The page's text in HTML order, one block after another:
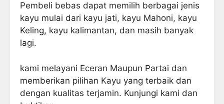
Pembeli bebas dapat memilih berbagai jenis
kayu mulai dari kayu jati, kayu Mahoni, kayu
Keling, kayu kalimantan, dan masih banyak
lagi.
kami melayani Eceran Maupun Partai dan
memberikan pilihan Kayu yang terbaik dan
dengan kualitas terjamin. Kunjungi kami dan